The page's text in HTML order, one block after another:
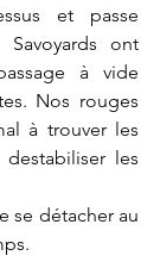
et passe
ont
à vide
Nos rouges
à trouver les
les
se détacher au